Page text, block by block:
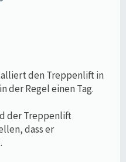
den Treppenlift in
der Regel einen Tag.
der Treppenlift
dass er